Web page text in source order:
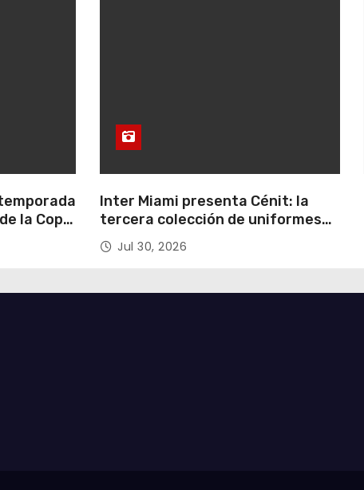
la Copa
Inter Miami presenta Cénit: la
tercera colección de uniformes
dedicada a la nueva casa y al
logro del club en nuevas alturas
Jul 30, 2026